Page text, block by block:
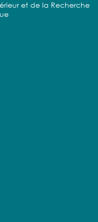
et de la Recherche